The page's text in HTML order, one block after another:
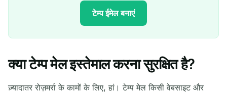
टेम्प ईमेल बनाएं
आपका अस्थायी ईमेल पता:
क्या टेम्प मेल इस्तेमाल करना सुरक्षित है?
ज़्यादातर रोज़मर्रा के कामों के लिए, हां। टेम्प मेल किसी वेबसाइट और